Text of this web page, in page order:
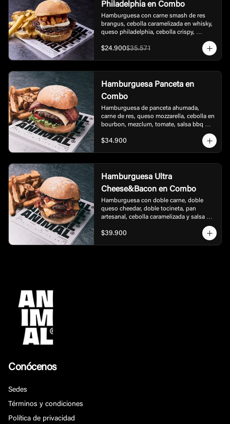
Philadelphia en Combo
Hamburguesa con carne smash de res
brangus, cebolla caramelizada en whisky,
queso philadelphia, cebolla crispy,
mayonesa de ajo y bbq dulce de la casa,
acompañada con  papas
$24.900$35.571
Hamburguesa Panceta en
Combo
Hamburguesa de panceta ahumada,
carne de res, queso mozzarella, cebolla en
bourbon, mezclum, tomate, salsa bbq
$34.900
Hamburguesa Ultra
Cheese&Bacon en Combo
Hamburguesa con doble carne, doble
queso cheedar, doble tocineta, pan
artesanal, cebolla caramelizada y salsa
$39.900
Conócenos
Sedes
Términos y condiciones
Política de privacidad